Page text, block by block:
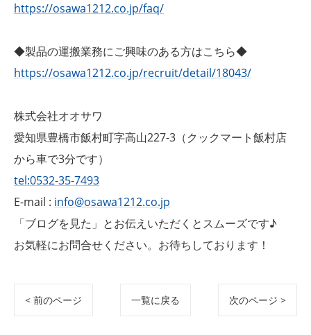
https://osawa1212.co.jp/faq/
◆製品の運搬業務にご興味のある方はこちら◆
https://osawa1212.co.jp/recruit/detail/18043/
株式会社オオサワ
愛知県豊橋市飯村町字高山227-3（クックマート飯村店
から車で3分です）
tel:0532-35-7493
E-mail : info@osawa1212.co.jp
「ブログを見た」とお伝えいただくとスムーズです♪
お気軽にお問合せください。お待ちしております！
< 前のページ 一覧に戻る 次のページ >